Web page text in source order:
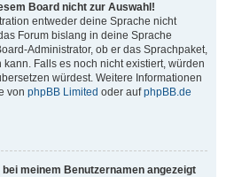
Board nicht zur Auswahl!
entweder deine Sprache nicht
Forum bislang in deine Sprache
Administrator, ob er das Sprachpaket,
Falls es noch nicht existiert, würden
würdest. Weitere Informationen
von phpBB Limited oder aufphpBB.de
meinem Benutzernamen angezeigt